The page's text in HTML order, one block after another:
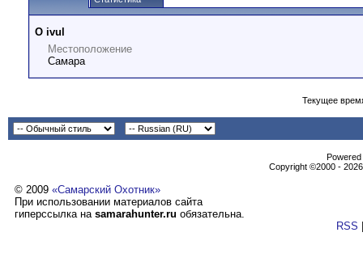
О ivul
Местоположение
Самара
Текущее
Copyright ©2000 -
© 2009 «Самарский Охотник»
При использовании материалов сайта
гиперссылка на samarahunter.ru обязательна.
RSS